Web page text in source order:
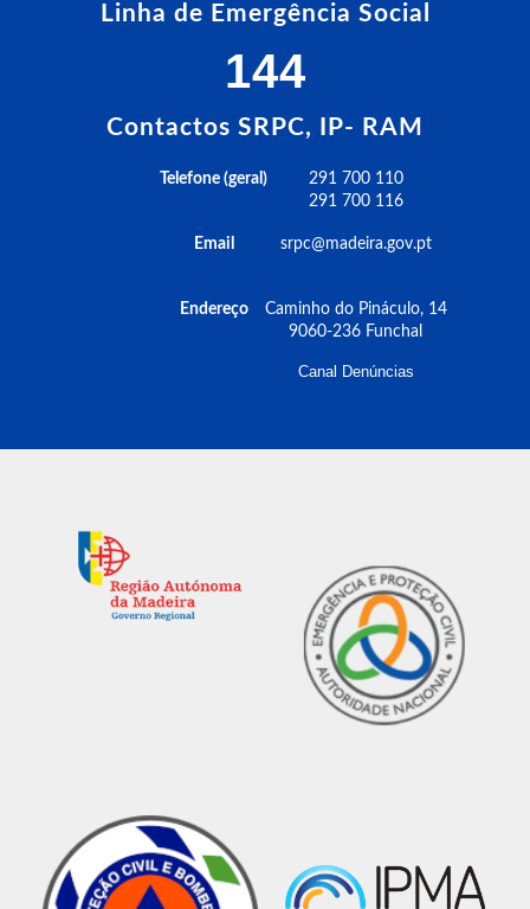
Linha de Emergência Social
144
Contactos SRPC, IP- RAM
Telefone (geral)
Email
Endereço
291 700 110
291 700 116
srpc@madeira.gov.pt
Caminho do Pináculo, 14
9060-236 Funchal
Canal Denúncias